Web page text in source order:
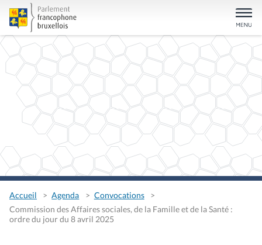
Accueil Agenda
Convocations
Commission des Affaires sociales, de la Famille et de la Santé :
ordre du jour du 8 avril 2025